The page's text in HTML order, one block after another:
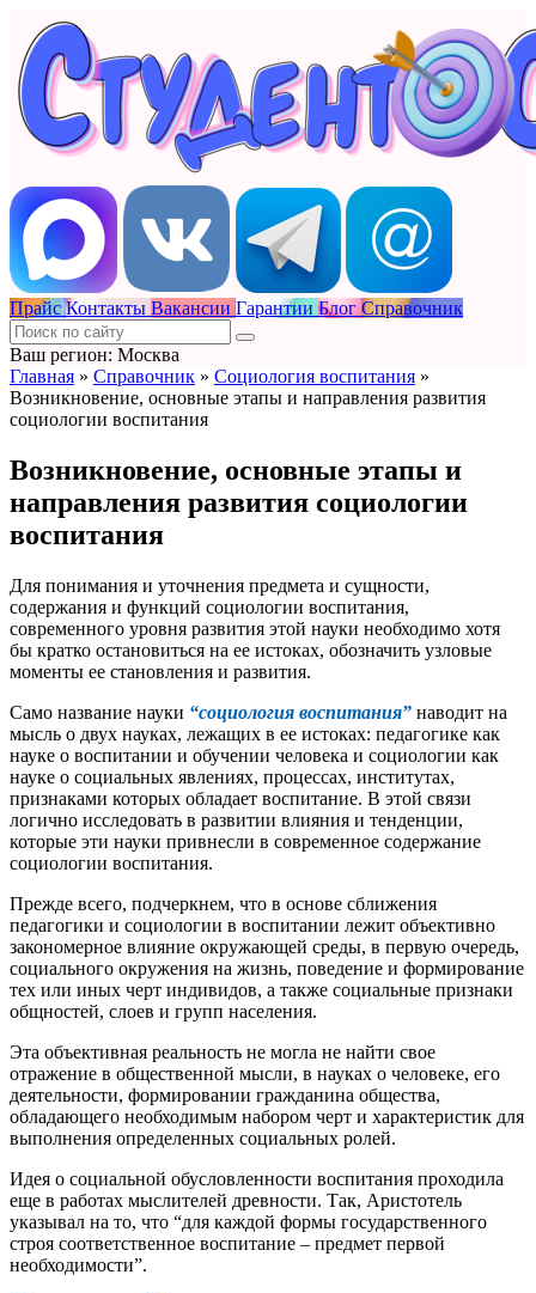
Прайс Контакты Вакансии Гарантии Блог Справочник
Ваш регион: Москва
Главная » Справочник » Социология воспитания »
Возникновение, основные этапы и направления развития
социологии воспитания
Возникновение, основные этапы и
направления развития социологии
воспитания
Для понимания и уточнения предмета и сущности,
содержания и функций социологии воспитания,
современного уровня развития этой науки необходимо хотя
бы кратко остановиться на ее истоках, обозначить узловые
моменты ее становления и развития.
Само название науки “социология воспитания” наводит на
мысль о двух науках, лежащих в ее истоках: педагогике как
науке о воспитании и обучении человека и социологии как
науке о социальных явлениях, процессах, институтах,
признаками которых обладает воспитание. В этой связи
логично исследовать в развитии влияния и тенденции,
которые эти науки привнесли в современное содержание
социологии воспитания.
Прежде всего, подчеркнем, что в основе сближения
педагогики и социологии в воспитании лежит объективно
закономерное влияние окружающей среды, в первую очередь,
социального окружения на жизнь, поведение и формирование
тех или иных черт индивидов, а также социальные признаки
общностей, слоев и групп населения.
Эта объективная реальность не могла не найти свое
отражение в общественной мысли, в науках о человеке, его
деятельности, формировании гражданина общества,
обладающего необходимым набором черт и характеристик для
выполнения определенных социальных ролей.
Идея о социальной обусловленности воспитания проходила
еще в работах мыслителей древности. Так, Аристотель
указывал на то, что “для каждой формы государственного
строя соответственное воспитание – предмет первой
необходимости”.